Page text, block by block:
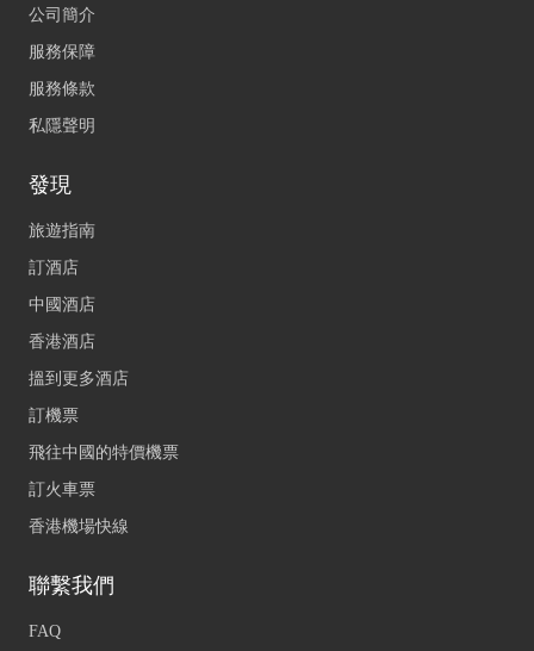
公司簡介
服務保障
服務條款
私隱聲明
發現
旅遊指南
訂酒店
中國酒店
香港酒店
搵到更多酒店
訂機票
飛往中國的特價機票
訂火車票
香港機場快線
聯繫我們
FAQ